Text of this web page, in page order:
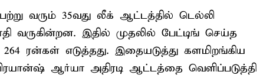
வரும் 35வது லீக் ஆட்டத்தில் டெல்லி
வருகின்றன. இதில் முதலில் பேட்டிங் செய்த
ரன்கள் எடுத்தது. இதையடுத்து களமிறங்கிய
ஆர்யா அதிரடி ஆட்டத்தை வெளிப்படுத்தி